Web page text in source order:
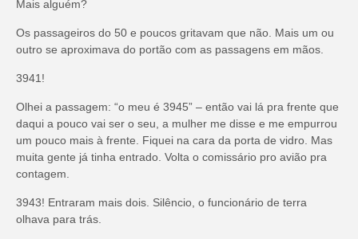
Mais alguém?
Os passageiros do 50 e poucos gritavam que não. Mais um ou
outro se aproximava do portão com as passagens em mãos.
3941!
Olhei a passagem: “o meu é 3945” – então vai lá pra frente que
daqui a pouco vai ser o seu, a mulher me disse e me empurrou
um pouco mais à frente. Fiquei na cara da porta de vidro. Mas
muita gente já tinha entrado. Volta o comissário pro avião pra
contagem.
3943! Entraram mais dois. Silêncio, o funcionário de terra
olhava para trás.